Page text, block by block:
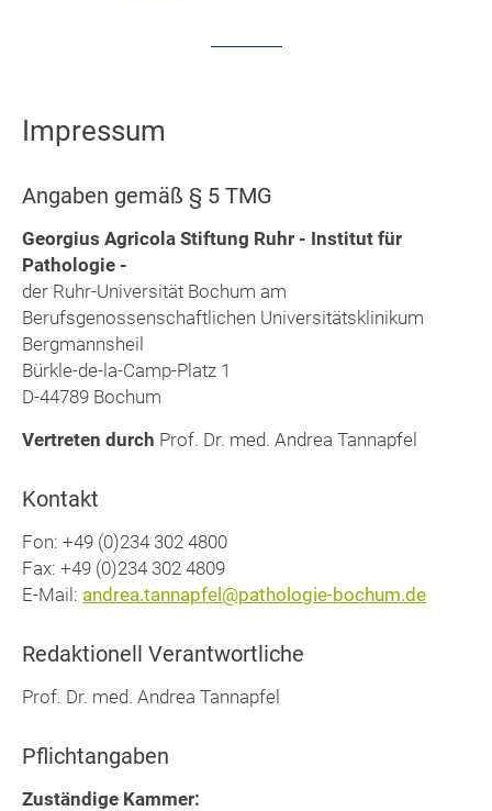
Impressum
Angaben gemäß § 5 TMG
Georgius Agricola Stiftung Ruhr - Institut für
Pathologie -
der Ruhr-Universität Bochum am
Berufsgenossenschaftlichen Universitätsklinikum
Bergmannsheil
Bürkle-de-la-Camp-Platz 1
D-44789 Bochum
Vertreten durch Prof. Dr. med. Andrea Tannapfel
Kontakt
Fon: +49 (0)234 302 4800
Fax: +49 (0)234 302 4809
E-Mail: andrea.tannapfel@pathologie-bochum.de
Redaktionell Verantwortliche
Prof. Dr. med. Andrea Tannapfel
Pflichtangaben
Zuständige Kammer: